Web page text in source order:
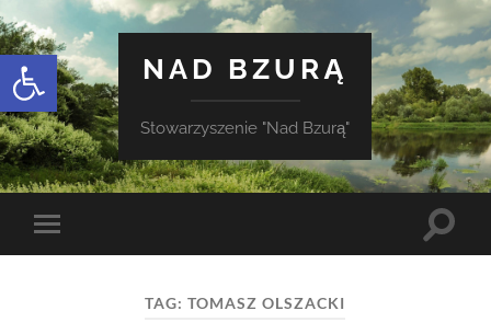
Otwórz pasek narzędzi
NAD BZURĄ
Stowarzyszenie "Nad Bzurą"
Toggle
mobile
Toggle
TAG:TOMASZ OLSZACKI